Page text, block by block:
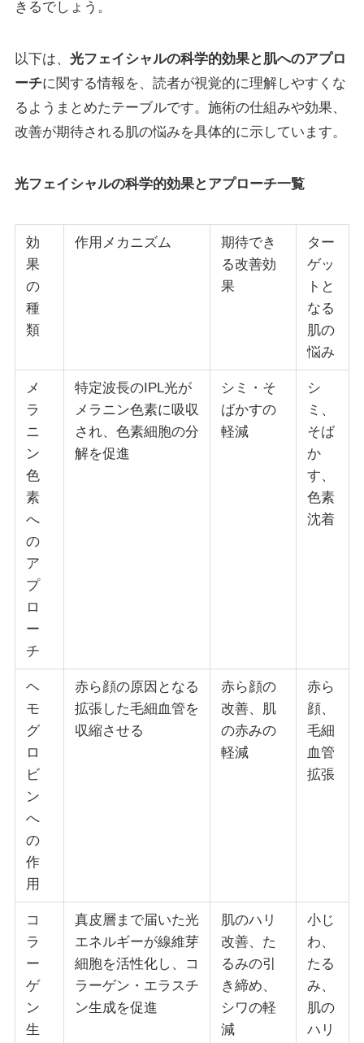
きるでしょう。
以下は、 光フェイシャルの科学的効果と肌へのアプロ
ーチに関する情報を、読者が視覚的に理解しやすくな
るようまとめたテーブルです。施術の仕組みや効果、
改善が期待される肌の悩みを具体的に示しています。
光フェイシャルの科学的効果とアプローチ一覧
効
果
の
種
類
作用メカニズム
期待でき
る改善効
果
ター
ゲッ
トと
なる
肌の
悩み
メ
ラ
ニ
ン
色
素
へ
の
ア
プ
ロ
ー
チ
特定波長のIPL光が
メラニン色素に吸収
され、色素細胞の分
解を促進
シミ・そ
ばかすの
軽減
シ
ミ、
そば
か
す、
色素
沈着
ヘ
モ
グ
ロ
ビ
ン
へ
の
作
用
赤ら顔の原因となる
拡張した毛細血管を
収縮させる
赤ら顔の
改善、肌
の赤みの
軽減
赤ら
顔、
毛細
血管
拡張
コ
ラ
ー
ゲ
ン
生
真皮層まで届いた光
エネルギーが線維芽
細胞を活性化し、コ
ラーゲン・エラスチ
ン生成を促進
肌のハリ
改善、た
るみの引
き締め、
シワの軽
減
小じ
わ、
たる
み、
肌の
ハリ